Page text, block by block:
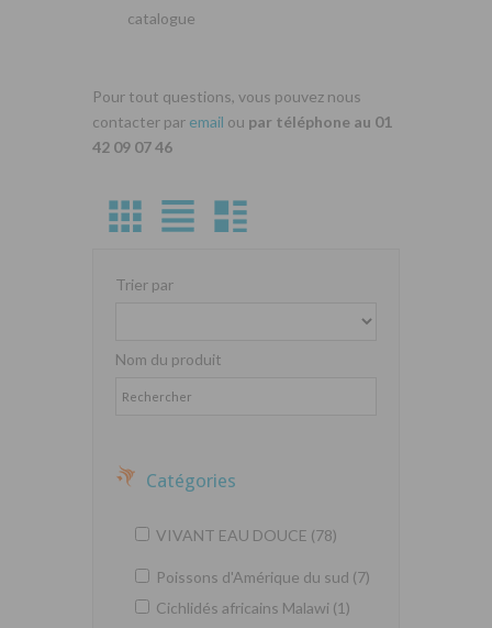
catalogue
Pour tout questions, vous pouvez nous
contacter par email ou par téléphone au 01
42 09 07 46
Trier par
Nom du produit
Catégories
VIVANT EAU DOUCE (78)
Poissons d'Amérique du sud (7)
Cichlidés africains Malawi (1)